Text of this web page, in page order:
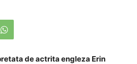
de actrita engleza Erin